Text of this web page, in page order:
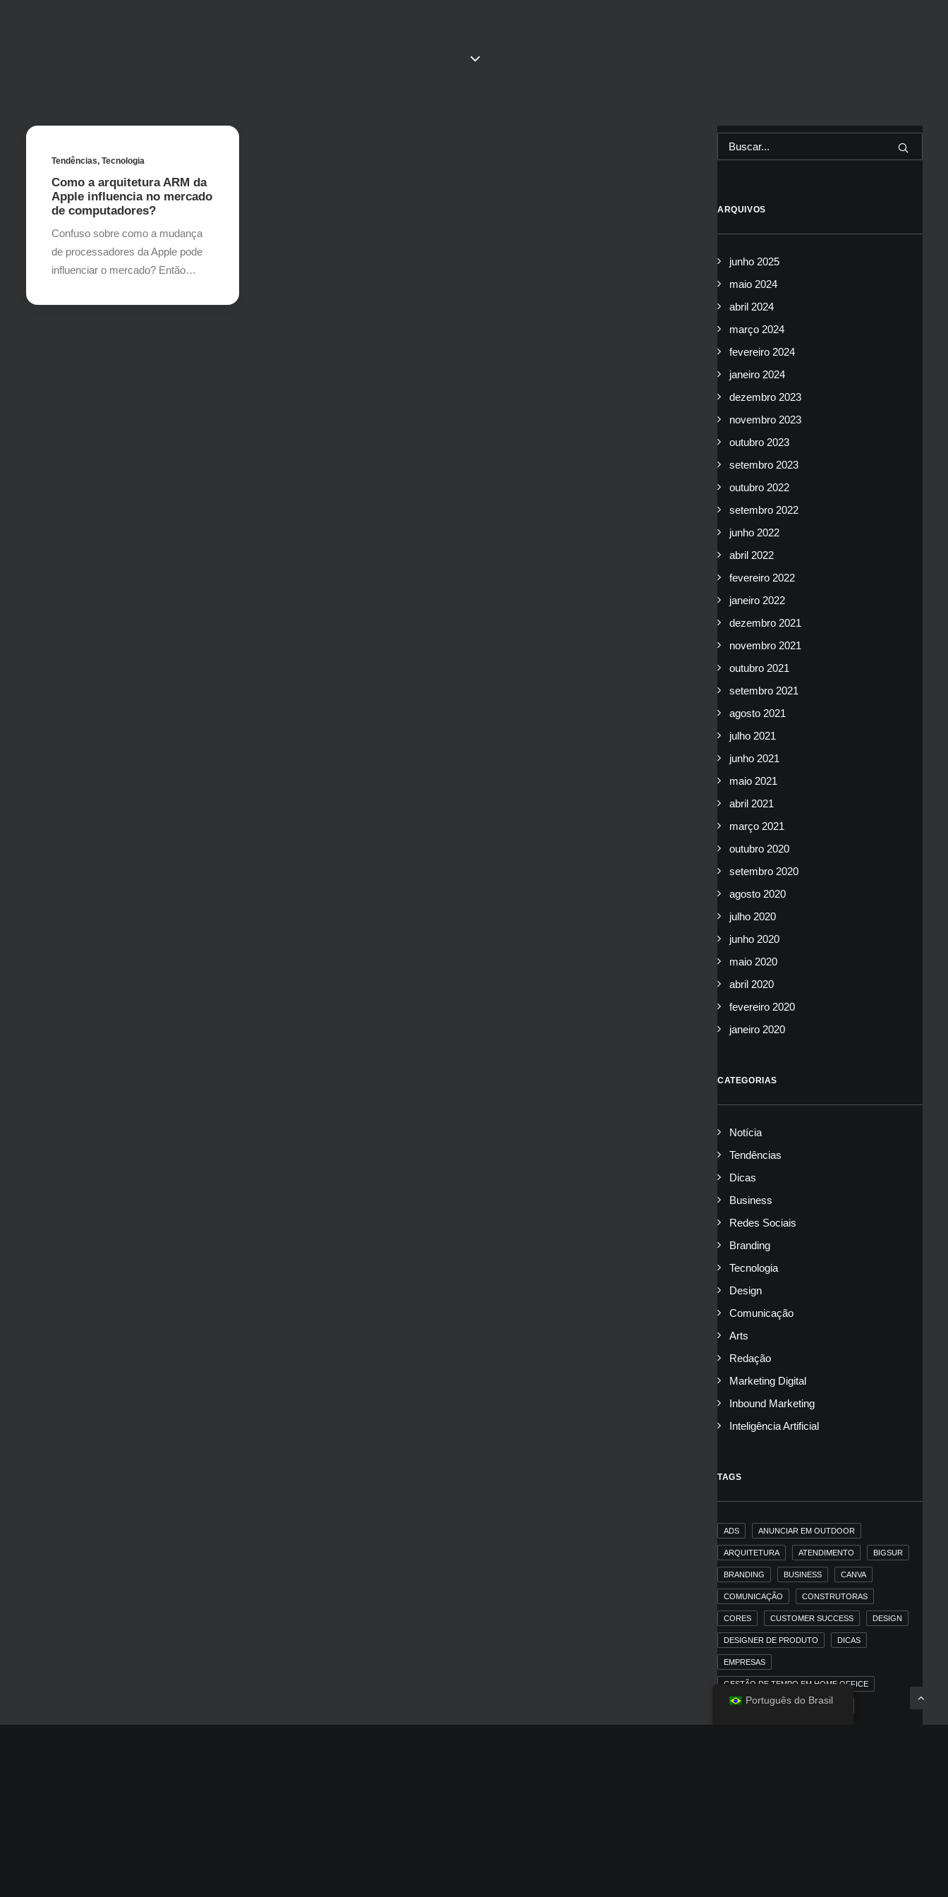
Tendências, Tecnologia
Como a arquitetura ARM da
Apple influencia no mercado
de computadores?
Confuso sobre como a mudança
de processadores da Apple pode
influenciar o mercado? Então…
ARQUIVOS
junho 2025
maio 2024
abril 2024
março 2024
fevereiro 2024
janeiro 2024
dezembro 2023
novembro 2023
outubro 2023
setembro 2023
outubro 2022
setembro 2022
junho 2022
abril 2022
fevereiro 2022
janeiro 2022
dezembro 2021
novembro 2021
outubro 2021
setembro 2021
agosto 2021
julho 2021
junho 2021
maio 2021
abril 2021
março 2021
outubro 2020
setembro 2020
agosto 2020
julho 2020
junho 2020
maio 2020
abril 2020
fevereiro 2020
janeiro 2020
CATEGORIAS
Notícia
Tendências
Dicas
Business
Redes Sociais
Branding
Tecnologia
Design
Comunicação
Arts
Redação
Marketing Digital
Inbound Marketing
Inteligência Artificial
TAGS
ADS ANUNCIAR EM OUTDOOR
ARQUITETURA ATENDIMENTO BIGSUR
BRANDING BUSINESS CANVA
COMUNICAÇÃO CONSTRUTORAS
CORES CUSTOMER SUCCESS DESIGN
DESIGNER DE PRODUTO DICAS
EMPRESAS
GESTÃO DE TEMPO EM HOME OFFICE
HOME OFFICE IMOBILIÁRIAS
Português do Brasil